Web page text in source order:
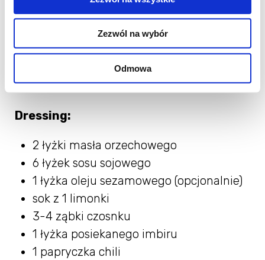
Zezwól na wybór
Odmowa
50 g ulubionych kiełków (np. z
rzodkiewki)
100 g orzeszków ziemnych (obranych,
niesolonych)
Dressing:
2 łyżki masła orzechowego
6 łyżek sosu sojowego
1 łyżka oleju sezamowego (opcjonalnie)
sok z 1 limonki
3-4 ząbki czosnku
1 łyżka posiekanego imbiru
1 papryczka chili